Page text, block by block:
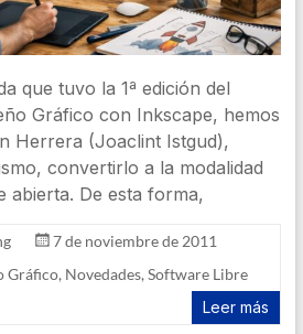
que tuvo la 1ª edición del
Gráfico con Inkscape, hemos
Herrera (Joaclint Istgud),
convertirlo a la modalidad
abierta. De esta forma,
7 de noviembre de 2011
Gráfico, Novedades, Software Libre
Leer más